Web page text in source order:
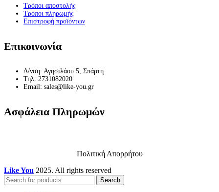
Τρόποι αποστολής
Τρόποι πληρωμής
Επιστροφή προϊόντων
Επικοινωνία
Δ/νση: Αγησιλάου 5, Σπάρτη
Τηλ: 2731082020
Email: sales@like-you.gr
Ασφάλεια Πληρωμών
Πολιτική Απορρήτου
Like You 2025. All rights reserved
Search